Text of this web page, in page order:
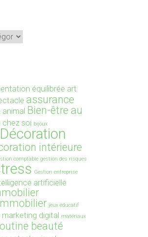
équilibrée art
assurance
animal Bien-être au
chez soi bijoux
Décoration
intérieure
comptable gestion des risques
Gestion entreprise
artificielle
jeux éducatif
marketing digital matériaux
beauté